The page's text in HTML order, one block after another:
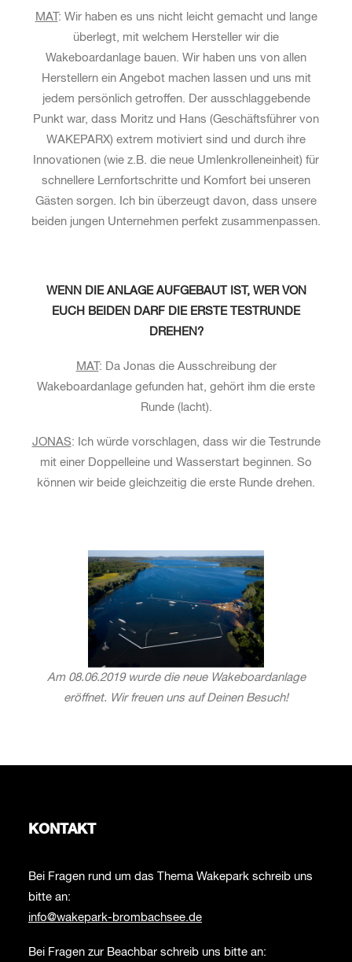
MAT : Wir haben es uns nicht leicht gemacht und lange
überlegt, mit welchem Hersteller wir die
Wakeboardanlage bauen. Wir haben uns von allen
Herstellern ein Angebot machen lassen und uns mit
jedem persönlich getroffen. Der ausschlaggebende
Punkt war, dass Moritz und Hans (Geschäftsführer von
WAKEPARX) extrem motiviert sind und durch ihre
Innovationen (wie z.B. die neue Umlenkrolleneinheit) für
schnellere Lernfortschritte und Komfort bei unseren
Gästen sorgen. Ich bin überzeugt davon, dass unsere
beiden jungen Unternehmen perfekt zusammenpassen.
WENN DIE ANLAGE AUFGEBAUT IST, WER VON
EUCH BEIDEN DARF DIE ERSTE TESTRUNDE
DREHEN?
MAT : Da Jonas die Ausschreibung der
Wakeboardanlage gefunden hat, gehört ihm die erste
Runde (lacht).
JONAS: Ich würde vorschlagen, dass wir die Testrunde
mit einer Doppelleine und Wasserstart beginnen. So
können wir beide gleichzeitig die erste Runde drehen.
Am 08.06.2019 wurde die neue Wakeboardanlage
eröffnet. Wir freuen uns auf Deinen Besuch!
KONTAKT
Bei Fragen rund um das Thema Wakepark schreib uns
bitte an:
info@wakepark-brombachsee.de
Bei Fragen zur Beachbar schreib uns bitte an: